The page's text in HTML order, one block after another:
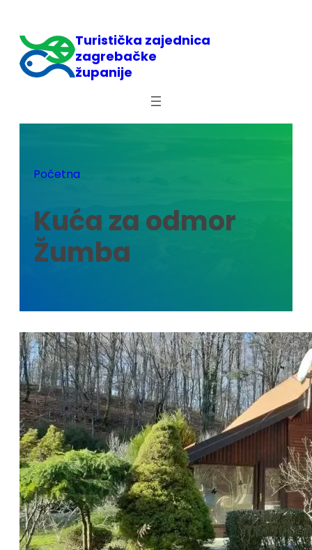
sadržaja
Turistička zajednica
zagrebačke
županije
Početna
Kuća za odmor
Žumba